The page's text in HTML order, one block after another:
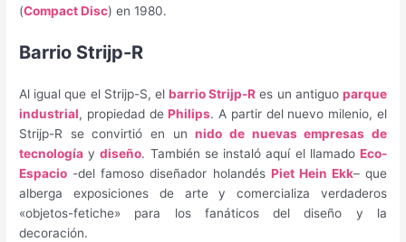
(Compact Disc) en 1980.
Barrio Strijp-R
Al igual que el Strijp-S, elbarrio Strijp-R es un antiguo parque
industrial, propiedad dePhilips. A partir del nuevo milenio, el
Strijp-R se convirtió en unnido de nuevas empresas de
tecnología ydiseño. También se instaló aquí el llamado Eco-
Espacio -del famoso diseñador holandés Piet Hein Ekk– que
alberga exposiciones de arte y comercializa verdaderos
«objetos-fetiche» para los fanáticos del diseño y la
decoración.